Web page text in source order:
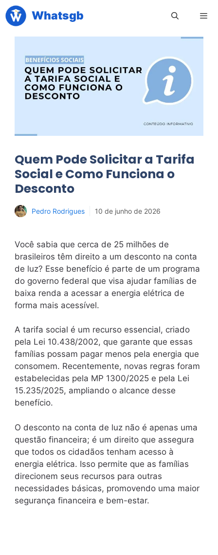
Pular
para
Whatsgb
Quem Pode Solicitar a Tarifa
Social e Como Funciona o
Desconto
Pedro Rodrigues 10 de junho de 2026
Você sabia que cerca de 25 milhões de
brasileiros têm direito a um desconto na conta
de luz? Esse benefício é parte de um programa
do governo federal que visa ajudar famílias de
baixa renda a acessar a energia elétrica de
forma mais acessível.
A tarifa social é um recurso essencial, criado
pela Lei 10.438/2002, que garante que essas
famílias possam pagar menos pela energia que
consomem. Recentemente, novas regras foram
estabelecidas pela MP 1300/2025 e pela Lei
15.235/2025, ampliando o alcance desse
benefício.
O desconto na conta de luz não é apenas uma
questão financeira; é um direito que assegura
que todos os cidadãos tenham acesso à
energia elétrica. Isso permite que as famílias
direcionem seus recursos para outras
necessidades básicas, promovendo uma maior
segurança financeira e bem-estar.